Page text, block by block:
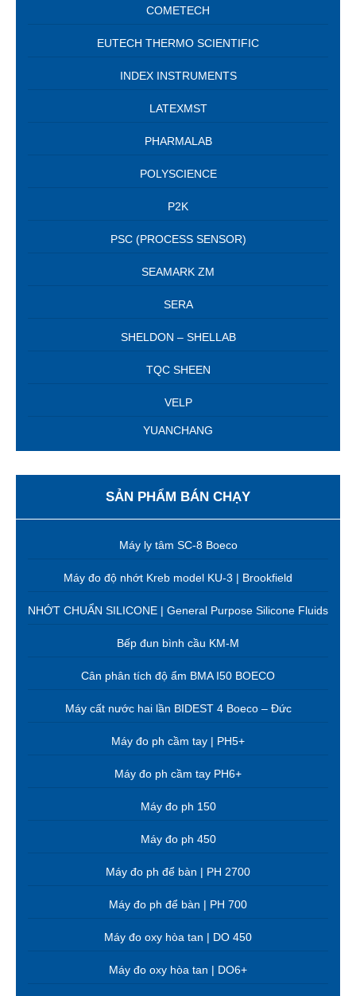
COMETECH
EUTECH THERMO SCIENTIFIC
INDEX INSTRUMENTS
LATEXMST
PHARMALAB
POLYSCIENCE
P2K
PSC (PROCESS SENSOR)
SEAMARK ZM
SERA
SHELDON – SHELLAB
TQC SHEEN
VELP
YUANCHANG
SẢN PHẨM BÁN CHẠY
Máy ly tâm SC-8 Boeco
Máy đo độ nhớt Kreb model KU-3 | Brookfield
NHỚT CHUẨN SILICONE | General Purpose Silicone Fluids
Bếp đun bình cầu KM-M
Cân phân tích độ ẩm BMA I50 BOECO
Máy cất nước hai lần BIDEST 4 Boeco – Đức
Máy đo ph cầm tay | PH5+
Máy đo ph cầm tay PH6+
Máy đo ph 150
Máy đo ph 450
Máy đo ph để bàn | PH 2700
Máy đo ph để bàn | PH 700
Máy đo oxy hòa tan | DO 450
Máy đo oxy hòa tan | DO6+